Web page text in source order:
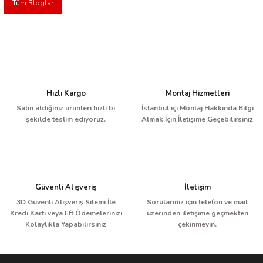
Tüm Bloglar
Hızlı Kargo
Satın aldığınız ürünleri hızlı bi
şekilde teslim ediyoruz.
Montaj Hizmetleri
İstanbul içi Montaj Hakkında Bilgi
Almak İçin İletişime Geçebilirsiniz
Güvenli Alışveriş
3D Güvenli Alışveriş Sitemi İle
Kredi Kartı veya Eft Ödemelerinizi
Kolaylıkla Yapabilirsiniz
İletişim
Sorularınız için telefon ve mail
üzerinden iletişime geçmekten
çekinmeyin.